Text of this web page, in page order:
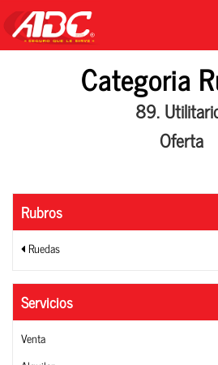
Categoria
89.
Oferta
Rubros
Ruedas
Servicios
Venta